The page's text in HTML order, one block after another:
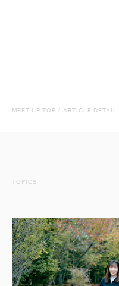
MEET UP TOP / ARTICLE DETAIL
TOPICS